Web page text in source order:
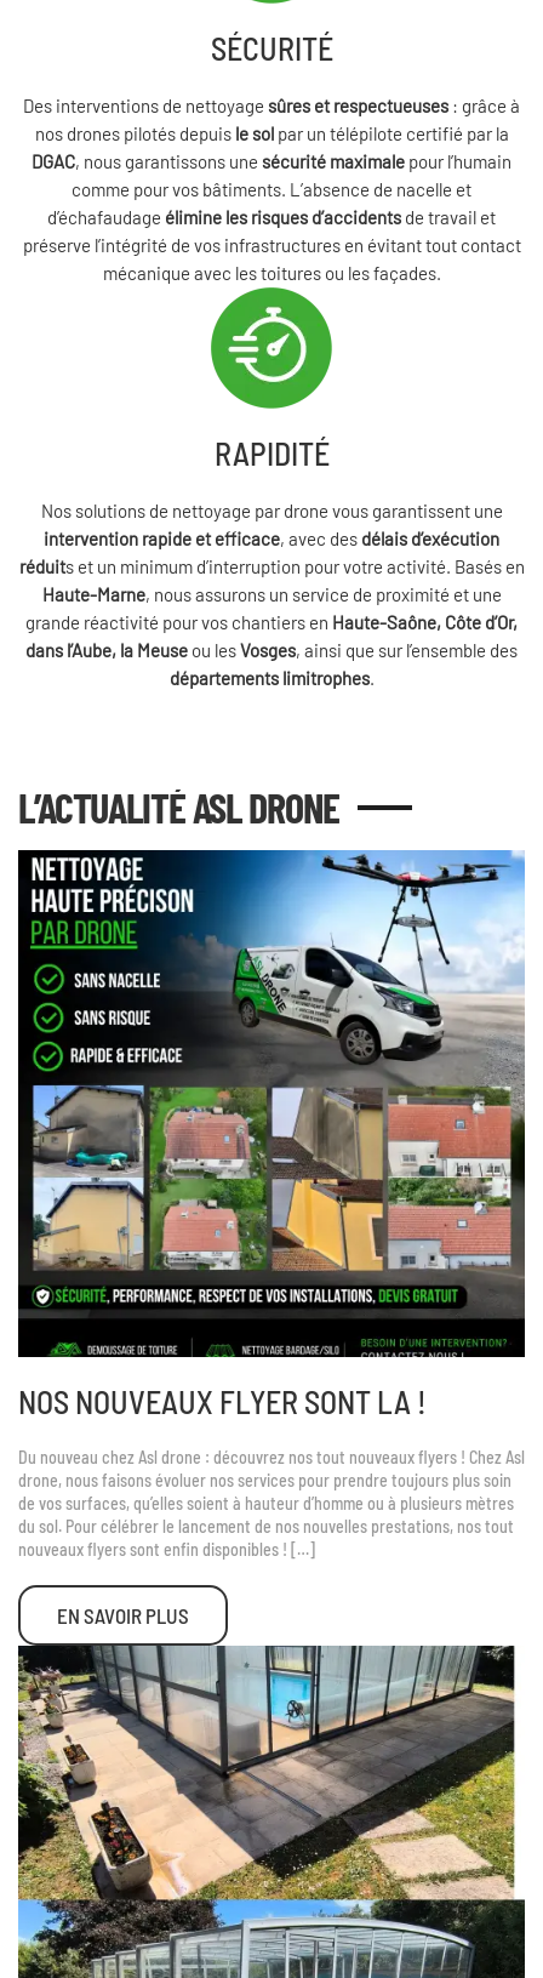
SÉCURITÉ
Des interventions de nettoyage sûres et respectueuses : grâce à
nos drones pilotés depuis le solpar un télépilote certifié par la
DGAC, nous garantissons une sécurité maximale pour l’humain
comme pour vos bâtiments. L’absence de nacelle et
d’échafaudage élimine les risques d’accidents de travail et
préserve l’intégrité de vos infrastructures en évitant tout contact
mécanique avec les toitures ou les façades.
RAPIDITÉ
Nos solutions de nettoyage par drone vous garantissent une
intervention rapide et efficace, avec des délais d’exécution
réduits et un minimum d’interruption pour votre activité. Basés en
Haute-Marne, nous assurons un service de proximité et une
grande réactivité pour vos chantiers en Haute-Saône, Côte d’Or,
dans l’Aube, la Meuse ou lesVosges, ainsi que sur l’ensemble des
départements limitrophes.
L’ACTUALITÉ ASL DRONE
NOS NOUVEAUX FLYER SONT LA !
Du nouveau chez Asl drone : découvrez nos tout nouveaux flyers ! Chez Asl
drone, nous faisons évoluer nos services pour prendre toujours plus soin
de vos surfaces, qu’elles soient à hauteur d’homme ou à plusieurs mètres
du sol. Pour célébrer le lancement de nos nouvelles prestations, nos tout
nouveaux flyers sont enfin disponibles ! […]
EN SAVOIR PLUS